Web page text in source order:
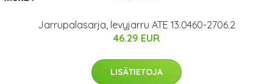
Jarrupalasarja, levyjarru ATE 13.0460-2706.2
46.29 EUR
LISÄTIETOJA